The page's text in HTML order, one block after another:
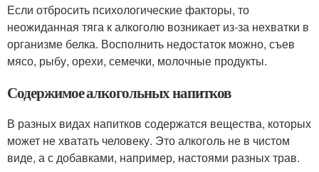
Если отбросить психологические факторы, то
неожиданная тяга к алкоголю возникает из-за нехватки в
организме белка. Восполнить недостаток можно, съев
мясо, рыбу, орехи, семечки, молочные продукты.
Содержимое алкогольных напитков
В разных видах напитков содержатся вещества, которых
может не хватать человеку. Это алкоголь не в чистом
виде, а с добавками, например, настоями разных трав.